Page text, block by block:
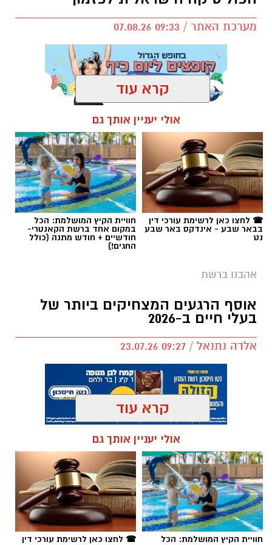
מערכת האתר / 09:33 07.08.26
טקסט פוליטי, שירים פוליטיים
חברתית
שירים שהפכו את הפוליטיקה הישראלית לפזמון
לא רק בקלפי: 6 שירים שהפכו את הפוליטיקה
הישראלית לפזמון
ממערכת הבחירות ועד יוקר המחיה, מהסטיקרים
על המכוניות ועד החלום לברוח ללונדון – הרבה
לפני הרשתות החברתיות, הזמרים כבר ידעו
להגיד את מה שהציבור חושב.
קרא עוד
אולי יעניין אותך גם
☎ לחצו כאן לרשימת עורכי דין
בבאר שבע - אינדקס באר שבע
נט
חוויית הקיץ המושלמת: הכל
במקום אחד ברשת הקאנטרי-
חודשיים + חודש מתנה (כולל
החגים!)
אהבנו ברשת
אוסף הרגעים המצחיקים ביותר של
בעלי חיים ב-2026
אלדה נתנאל / 09:27 23.07.26
קרא עוד
אולי יעניין אותך גם
חוויית הקיץ המושלמת: הכל ☎ לחצו כאן לרשימת עורכי דין